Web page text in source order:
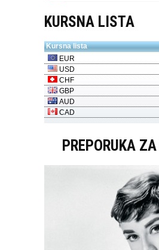
KURSNA LISTA
PREPORUKA